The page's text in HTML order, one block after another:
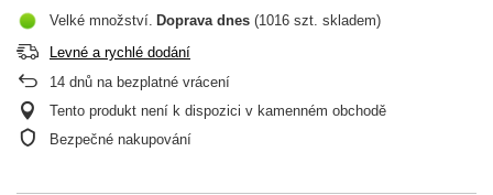
Velké množství Doprava dnes (1016 szt. skladem)
Levné a rychlé dodání
14 dnů na bezplatné vrácení
Tento produkt není k dispozici v kamenném obchodě
Bezpečné nakupování